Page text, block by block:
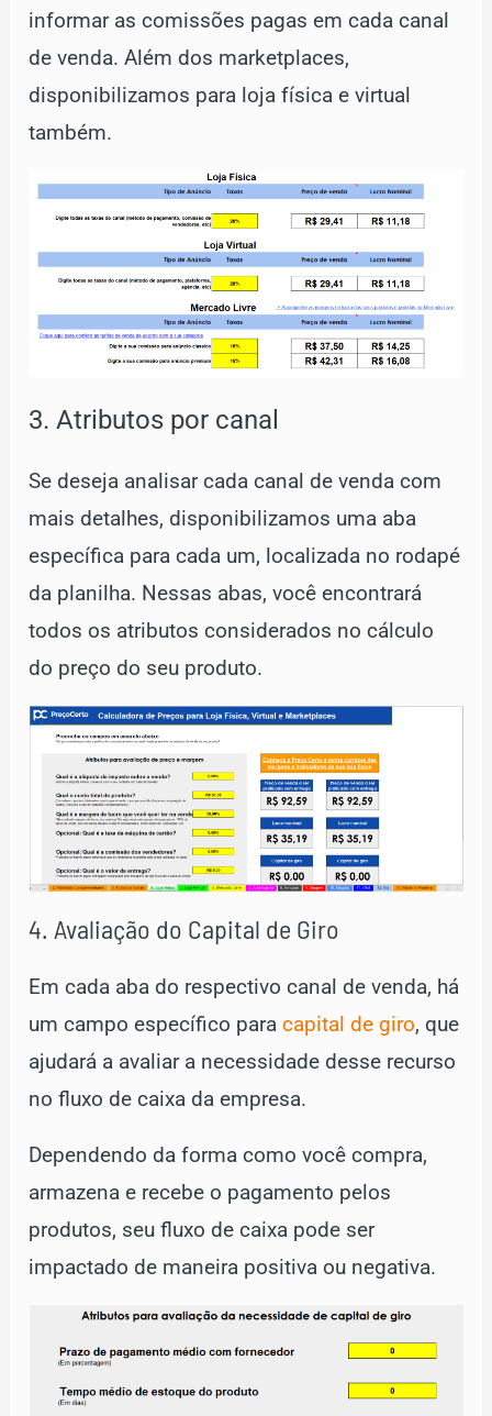
informar as comissões pagas em cada canal
de venda. Além dos marketplaces,
disponibilizamos para loja física e virtual
também.
3. Atributos por canal
Se deseja analisar cada canal de venda com
mais detalhes, disponibilizamos uma aba
específica para cada um, localizada no rodapé
da planilha. Nessas abas, você encontrará
todos os atributos considerados no cálculo
do preço do seu produto.
4. Avaliação do Capital de Giro
Em cada aba do respectivo canal de venda, há
um campo específico paracapital de giro, que
ajudará a avaliar a necessidade desse recurso
no fluxo de caixa da empresa.
Dependendo da forma como você compra,
armazena e recebe o pagamento pelos
produtos, seu fluxo de caixa pode ser
impactado de maneira positiva ou negativa.